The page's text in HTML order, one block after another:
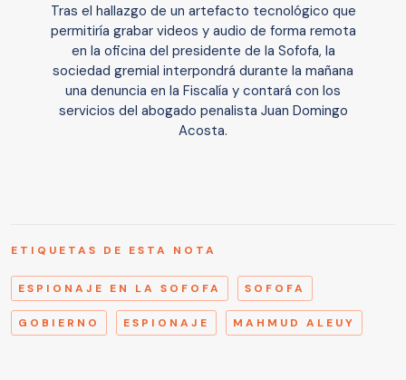
Tras el hallazgo de un artefacto tecnológico que
permitiría grabar videos y audio de forma remota
en la oficina del presidente de la Sofofa, la
sociedad gremial interpondrá durante la mañana
una denuncia en la Fiscalía y contará con los
servicios del abogado penalista Juan Domingo
Acosta.
ETIQUETAS DE ESTA NOTA
ESPIONAJE EN LA SOFOFA SOFOFA
GOBIERNO ESPIONAJE MAHMUD ALEUY